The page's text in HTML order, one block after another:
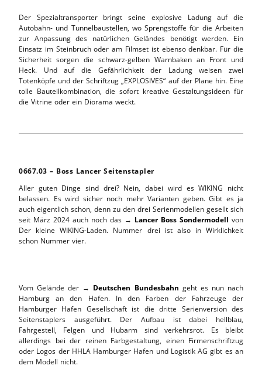
Der Spezialtransporter bringt seine explosive Ladung auf die
Autobahn- und Tunnelbaustellen, wo Sprengstoffe für die Arbeiten
zur Anpassung des natürlichen Geländes benötigt werden. Ein
Einsatz im Steinbruch oder am Filmset ist ebenso denkbar. Für die
Sicherheit sorgen die schwarz-gelben Warnbaken an Front und
Heck. Und auf die Gefährlichkeit der Ladung weisen zwei
Totenköpfe und der Schriftzug „EXPLOSIVES“ auf der Plane hin. Eine
tolle Bauteilkombination, die sofort kreative Gestaltungsideen für
die Vitrine oder ein Diorama weckt.
0667.03 – Boss Lancer Seitenstapler
Aller guten Dinge sind drei? Nein, dabei wird es WIKING nicht
belassen. Es wird sicher noch mehr Varianten geben. Gibt es ja
auch eigentlich schon, denn zu den drei Serienmodellen gesellt sich
seit März 2024 auch noch das → Lancer Boss Sondermodell von
Der kleine WIKING-Laden. Nummer drei ist also in Wirklichkeit
schon Nummer vier.
Vom Gelände der → Deutschen Bundesbahn geht es nun nach
Hamburg an den Hafen. In den Farben der Fahrzeuge der
Hamburger Hafen Gesellschaft ist die dritte Serienversion des
Seitenstaplers ausgeführt. Der Aufbau ist dabei hellblau,
Fahrgestell, Felgen und Hubarm sind verkehrsrot. Es bleibt
allerdings bei der reinen Farbgestaltung, einen Firmenschriftzug
oder Logos der HHLA Hamburger Hafen und Logistik AG gibt es an
dem Modell nicht.